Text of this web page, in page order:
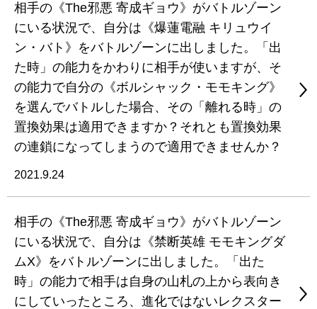
相手の《The邪悪 寄成ギョウ》がバトルゾーン
にいる状況で、自分は《爆蓮電融 キリュウイ
ン・バト》をバトルゾーンに出しました。「出
た時」の能力をかわりに相手が使いますが、そ
の能力で自分の《ボルシャック・モモキング》
を選んでバトルした場合、その「離れる時」の
置換効果は適用できますか？それとも置換効果
の連鎖になってしまうので適用できませんか？
2021.9.24
相手の《The邪悪 寄成ギョウ》がバトルゾーン
にいる状況で、自分は《禁断英雄 モモキングダ
ムX》をバトルゾーンに出しました。「出た
時」の能力で相手は自身の山札の上から表向き
にしていったところ、進化ではないレクスター